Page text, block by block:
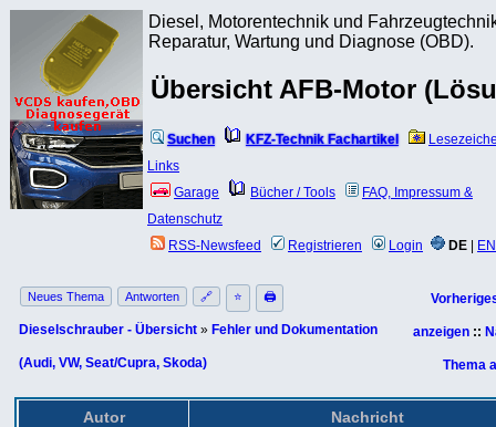
Diesel, Motorentechnik und
Reparatur, Wartung und Diagnose (OBD).
Übersicht AFB-Motor
Suchen KFZ-Technik Fachartikel
Links
Garage
Bücher / Tools
FAQ, Impressum &
Datenschutz
RSS-Newsfeed
Registrieren Login DE EN
Neues Thema Antworten 🔗 ⭐ 🖨
Dieselschrauber - Übersicht » Fehler und Dokumentation
(Audi, VW, Seat/Cupra, Skoda)
anzeigen ::
Thema
Autor Nachricht